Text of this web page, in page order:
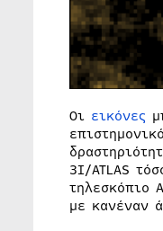
Οι εικόνες
3I/ATLAS
τηλεσκόπιο
με κανέναν